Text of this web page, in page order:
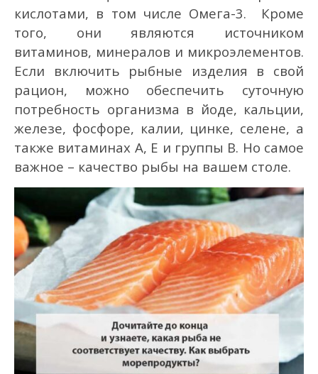
кислотами, в том числе Омега-3. Кроме
того, они являются источником
витаминов, минералов и микроэлементов.
Если включить рыбные изделия в свой
рацион, можно обеспечить суточную
потребность организма в йоде, кальции,
железе, фосфоре, калии, цинке, селене, а
также витаминах A, E и группы B. Но самое
важное – качество рыбы на вашем столе.